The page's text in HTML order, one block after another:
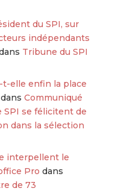
du SPI, sur
indépendants
Tribune du SPI
t-elle enfin la place
Communiqué
SPI se félicitent de
dans la sélection
interpellent le
Pro dans
de 73